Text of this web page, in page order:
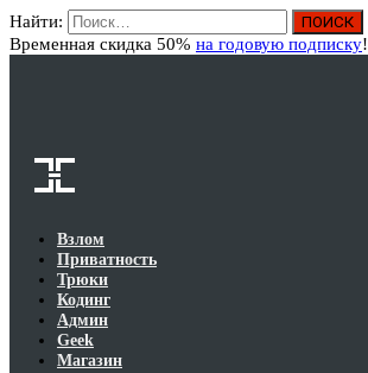
Найти:
Временная скидка 50% на годовую подписку!
Взлом
Приватность
Трюки
Кодинг
Админ
Geek
Магазин